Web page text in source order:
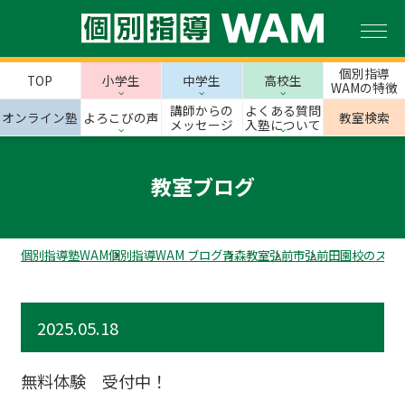
TOP 小学生 中学生 高校生
個別指導
WAMの特徴
オンライン塾 よろこびの声
講師からの
メッセージ
よくある質問
入塾について
教室検索
教室ブログ
個別指導塾WAM個別指導WAM ブログ青森教室弘前市弘前田園校のスタ
2025.05.18
無料体験 受付中！